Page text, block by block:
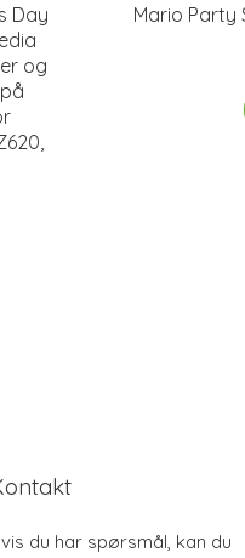
Day
og
Mario Party
du har spørsmål, kan du